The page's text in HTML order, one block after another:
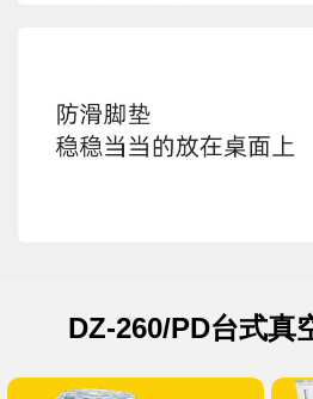
DZ-260/PD台式真